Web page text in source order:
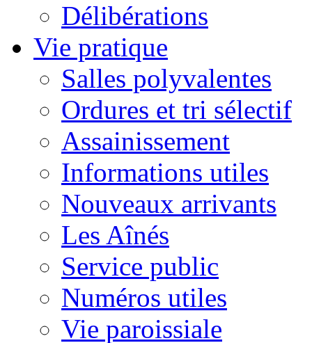
Délibérations
Vie pratique
Salles polyvalentes
Ordures et tri sélectif
Assainissement
Informations utiles
Nouveaux arrivants
Les Aînés
Service public
Numéros utiles
Vie paroissiale